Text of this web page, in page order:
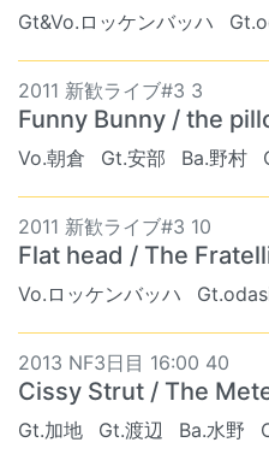
Gt&Vo.ロッケンバッハ
2011 新歓ライブ#3 3
Funny Bunny / the
Vo.朝倉 Gt.安部 Ba.野村
2011 新歓ライブ#3 10
Flat head / The
Vo.ロッケンバッハ
2013 NF3日目 16:00 40
Cissy Strut / The
Gt.加地 Gt.渡辺 Ba.水野